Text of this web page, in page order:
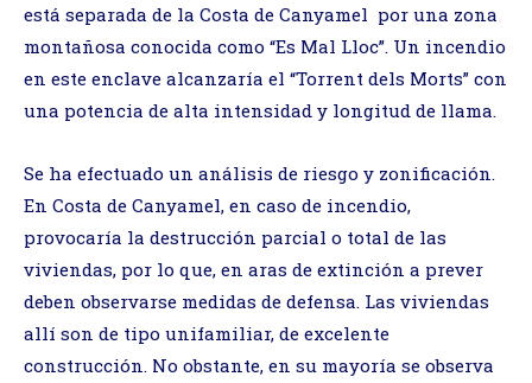
está separada de la Costa de Canyamel por una zona
montañosa conocida como “Es Mal Lloc”. Un incendio
en este enclave alcanzaría el “Torrent dels Morts” con
una potencia de alta intensidad y longitud de llama.
Se ha efectuado un análisis de riesgo y zonificación.
En Costa de Canyamel, en caso de incendio,
provocaría la destrucción parcial o total de las
viviendas, por lo que, en aras de extinción a prever
deben observarse medidas de defensa. Las viviendas
allí son de tipo unifamiliar, de excelente
construcción. No obstante, en su mayoría se observa